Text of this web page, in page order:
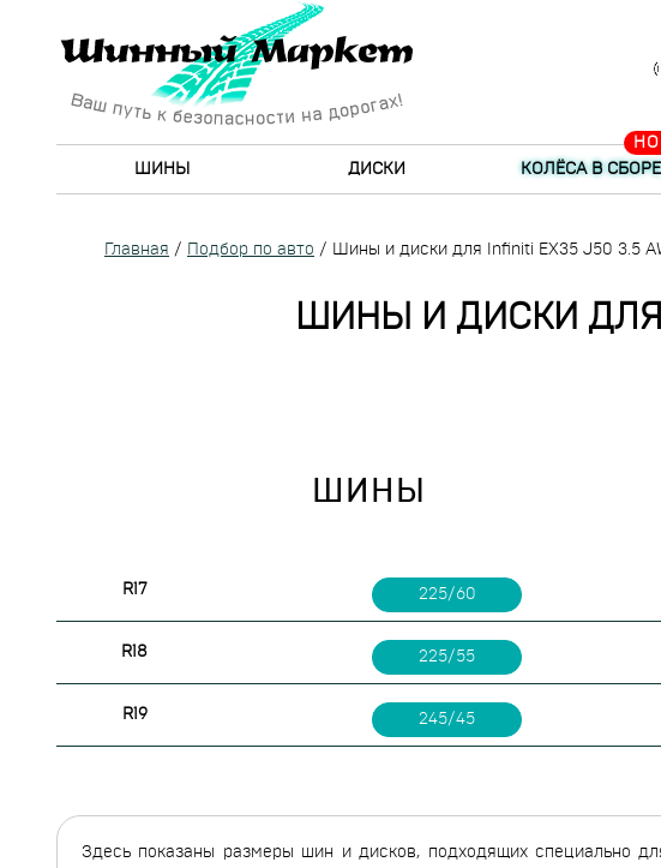
ШИНЫ ДИСКИ КОЛЁСА В СБОРЕ
Главная / Подбор по авто / Шины и диски для Infiniti EX35 J50 3.5
ШИНЫ И ДИСКИ ДЛЯ
ШИНЫ
R17 225/60
R18 225/55
R19 245/45
Здесь показаны размеры шин и дисков, подходящих специально